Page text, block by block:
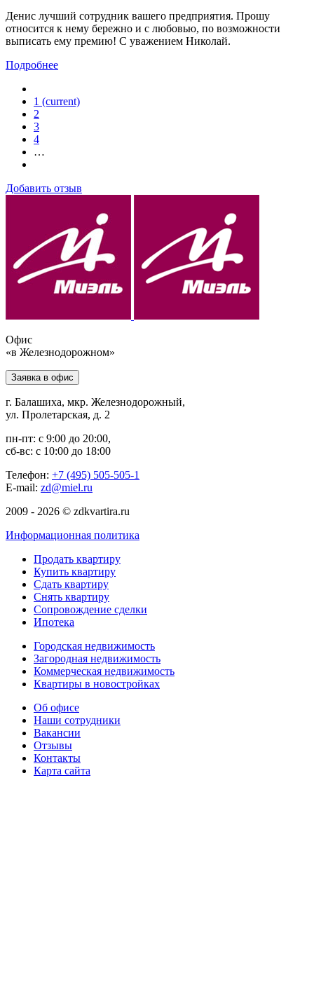
Денис лучший сотрудник вашего предприятия. Прошу
относится к нему бережно и с любовью, по возможности
выписать ему премию! С уважением Николай.
Подробнее
1 (current)
2
3
4
…
Добавить отзыв
Офис
«в Железнодорожном»
Заявка в офис
г. Балашиха, мкр. Железнодорожный,
ул. Пролетарская, д. 2
пн-пт: с 9:00 до 20:00,
сб-вс: с 10:00 до 18:00
Телефон: +7 (495) 505-505-1
E-mail: zd@miel.ru
2009 - 2026 © zdkvartira.ru
Информационная политика
Продать квартиру
Купить квартиру
Сдать квартиру
Снять квартиру
Сопровождение сделки
Ипотека
Городская недвижимость
Загородная недвижимость
Коммерческая недвижимость
Квартиры в новостройках
Об офисе
Наши сотрудники
Вакансии
Отзывы
Контакты
Карта сайта